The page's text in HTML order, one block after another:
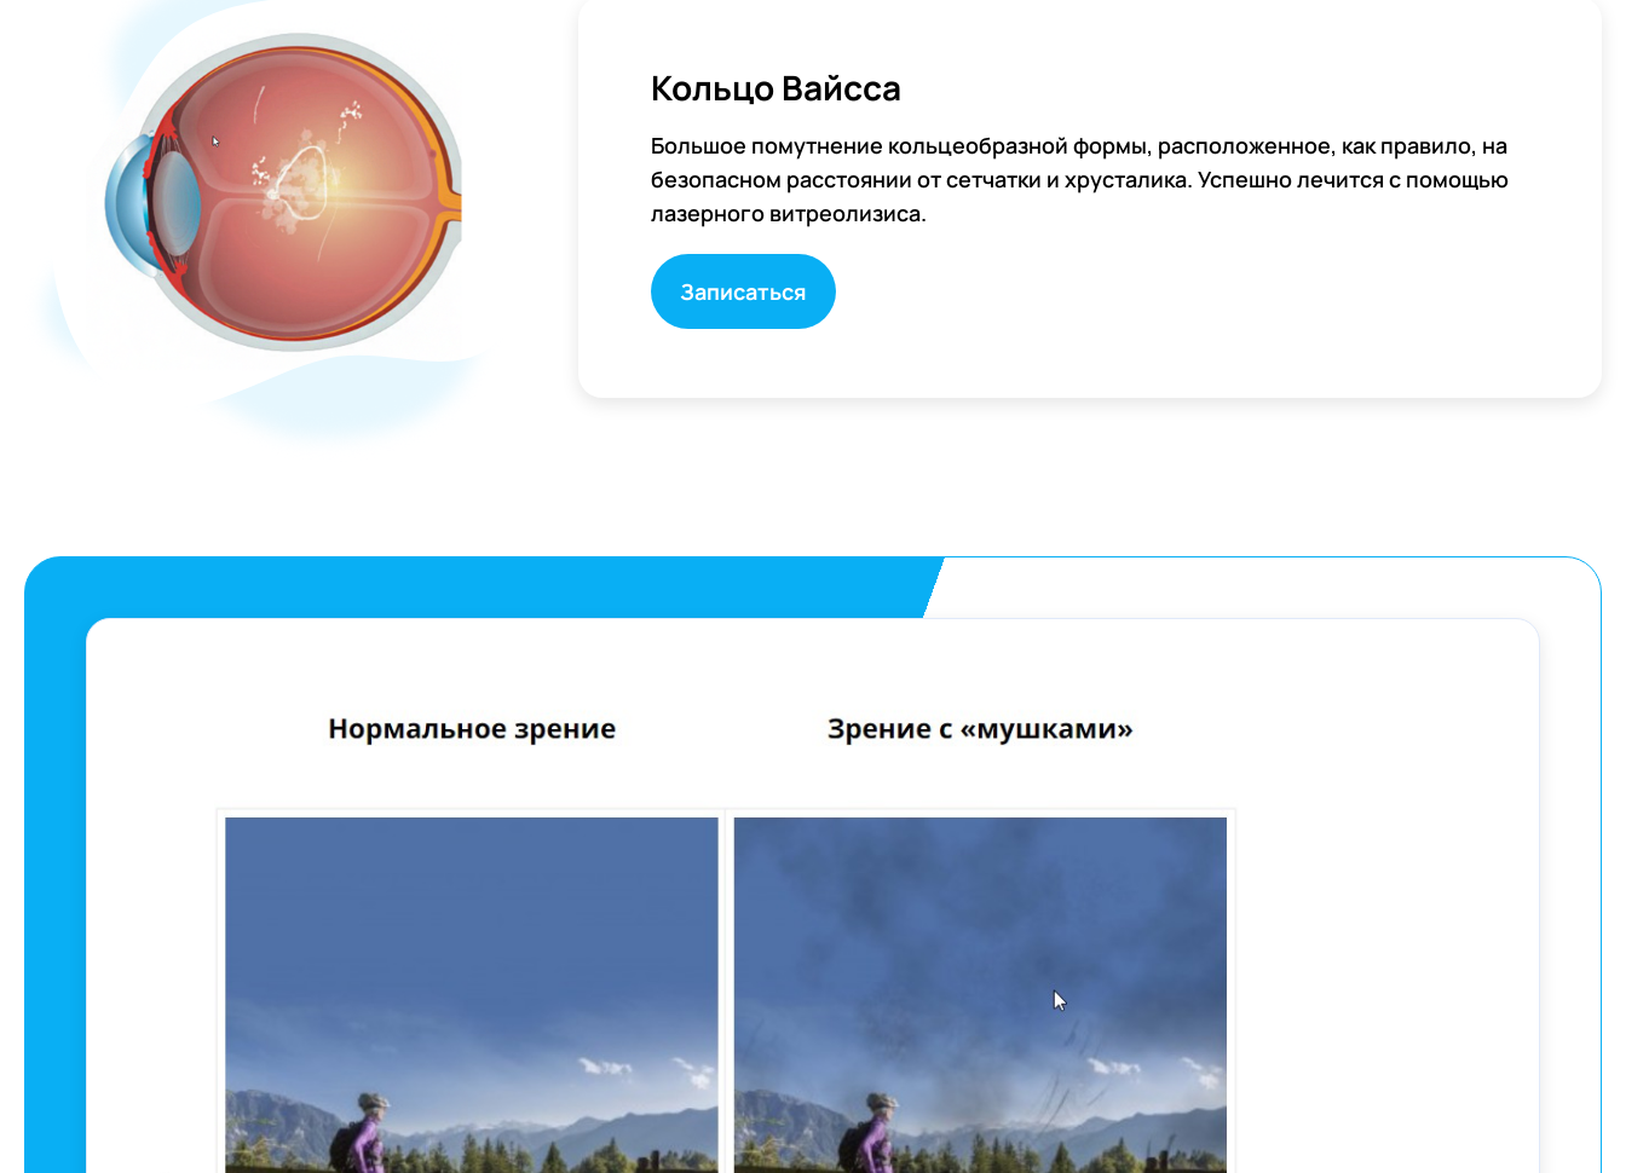
Кольцо Вайсса
Большое помутнение кольцеобразной формы, расположенное, как правило, на
безопасном расстоянии от сетчатки и хрусталика. Успешно лечится с помощью
лазерного витреолизиса.
Записаться